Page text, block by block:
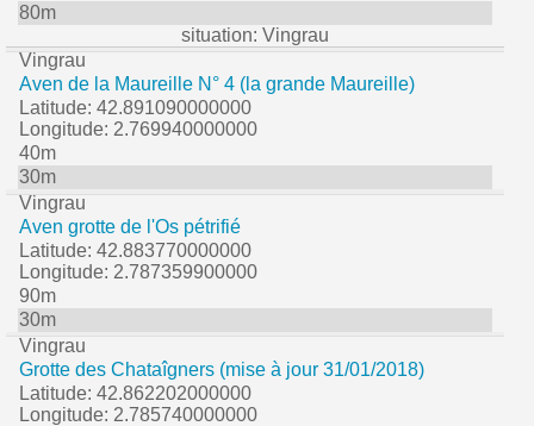
80m
situation: Vingrau
Vingrau
Aven de la Maureille N° 4 (la grande Maureille)
Latitude: 42.891090000000
Longitude: 2.769940000000
40m
30m
Vingrau
Aven grotte de l'Os pétrifié
Latitude: 42.883770000000
Longitude: 2.787359900000
90m
30m
Vingrau
Grotte des Chataîgners (mise à jour 31/01/2018)
Latitude: 42.862202000000
Longitude: 2.785740000000